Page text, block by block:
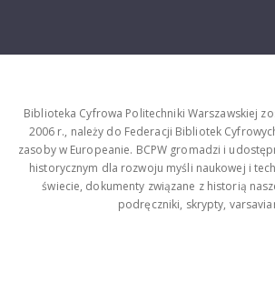
Biblioteka Cyfrowa Politechniki Warszawskiej
2006 r., należy do Federacji Bibliotek
zasoby w Europeanie. BCPW gromadzi i
historycznym dla rozwoju myśli naukowej i
świecie, dokumenty związane z historią
podręczniki, skrypty,